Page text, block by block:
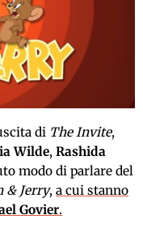
di The Invite,
Wilde, Rashida
modo di parlare del
& Jerry, a cui stanno
Govier.